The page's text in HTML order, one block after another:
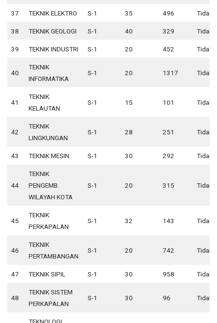
37 TEKNIK ELEKTRO S-1 35 496 Tidak
38 TEKNIK GEOLOGI S-1 40 329 Tidak
39 TEKNIK INDUSTRI S-1 20 452 Tidak
40
TEKNIK
INFORMATIKA
S-1 20 1317 Tidak
41
TEKNIK
KELAUTAN
S-1 15 101 Tidak
42
TEKNIK
LINGKUNGAN
S-1 28 251 Tidak
43 TEKNIK MESIN S-1 30 292 Tidak
44
TEKNIK
PENGEMB.
WILAYAH KOTA
S-1 20 315 Tidak
45
TEKNIK
PERKAPALAN
S-1 32 143 Tidak
46
TEKNIK
PERTAMBANGAN
S-1 20 742 Tidak
47 TEKNIK SIPIL S-1 30 958 Tidak
48
TEKNIK SISTEM
PERKAPALAN
S-1 30 96 Tidak
TEKNOLOGI